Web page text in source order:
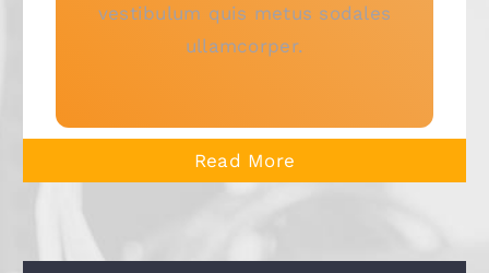
vestibulum quis metus sodales
ullamcorper.
Read More